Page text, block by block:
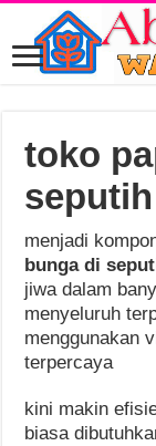
toko
menjadi
bunga di
jiwa dalam
menyeluruh
menggunakan
terpercaya
kini makin
biasa